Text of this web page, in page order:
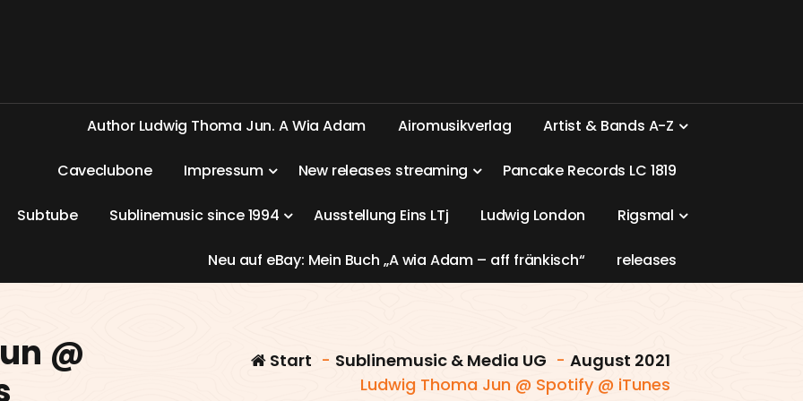
Author Ludwig Thoma Jun. AWia Adam Airomusikverlag Artist & Bands A-Z
Caveclubone Impressum New releases streaming Pancake Records LC 1819
Subtube Sublinemusic since1994 Ausstellung Eins LTj Ludwig London Rigsmal
Neu auf eBay: Mein Buch „Awia Adam – aff fränkisch“ releases
@
Start - Sublinemusic & Media UG - August 2021
Ludwig Thoma Jun @ Spotify @ iTunes